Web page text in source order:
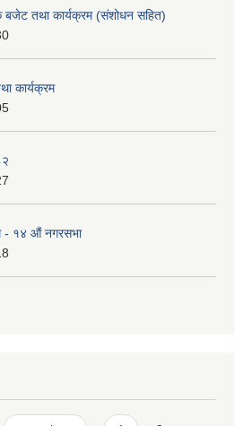
तथा कार्यक्रम (संशोधन सहित)
कार्यक्रम
- १४ औं नगरसभा